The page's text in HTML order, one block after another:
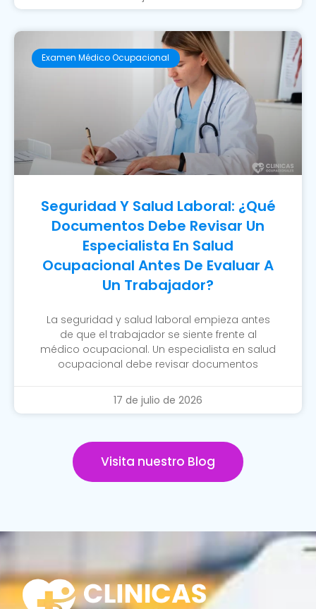
Examen Médico Ocupacional
Seguridad Y Salud Laboral: ¿Qué
Documentos Debe Revisar Un
Especialista En Salud
Ocupacional Antes De Evaluar A
Un Trabajador?
La seguridad y salud laboral empieza antes
de que el trabajador se siente frente al
médico ocupacional. Un especialista en salud
ocupacional debe revisar documentos
17 de julio de 2026
Visita nuestro Blog